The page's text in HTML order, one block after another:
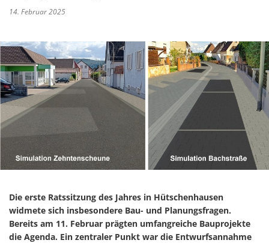
14. Februar 2025
Die erste Ratssitzung des Jahres in Hütschenhausen
widmete sich insbesondere Bau- und Planungsfragen.
Bereits am 11. Februar prägten umfangreiche Bauprojekte
die Agenda. Ein zentraler Punkt war die Entwurfsannahme